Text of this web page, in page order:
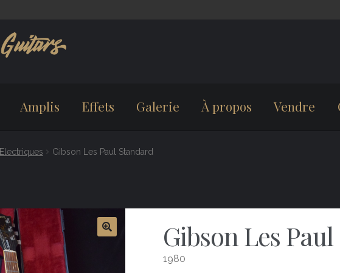
Amplis Effets Galerie À propos Vendre
Electriques Gibson Les Paul Standard
Gibson Les
1980